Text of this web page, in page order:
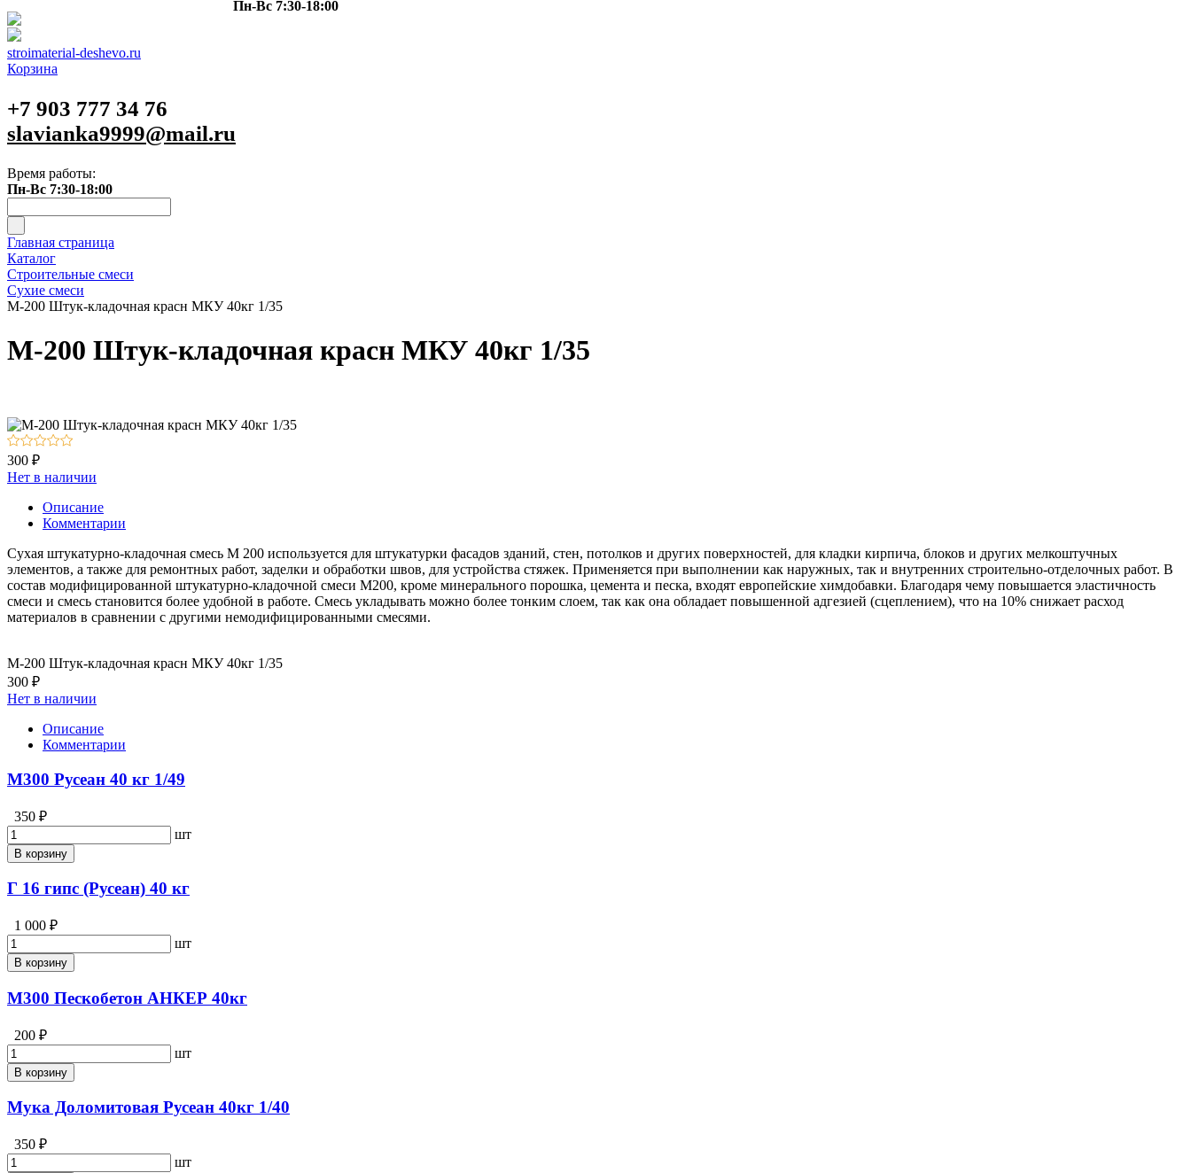
Пн-Вс 7:30-18:00
stroimaterial-deshevo.ru
Корзина
+7 903 777 34 76
slavianka9999@mail.ru
Время работы:
Пн-Вс 7:30-18:00
Главная страница
Каталог
Строительные смеси
Сухие смеси
М-200 Штук-кладочная красн МКУ 40кг 1/35
М-200 Штук-кладочная красн МКУ 40кг 1/35
300 ₽
Нет в наличии
Описание
Комментарии
Сухая штукатурно-кладочная смесь М 200 используется для штукатурки фасадов зданий, стен, потолков и других поверхностей, для кладки кирпича, блоков и других мелкоштучных
элементов, а также для ремонтных работ, заделки и обработки швов, для устройства стяжек. Применяется при выполнении как наружных, так и внутренних строительно-отделочных работ. В
состав модифицированной штукатурно-кладочной смеси М200, кроме минерального порошка, цемента и песка, входят европейские химдобавки. Благодаря чему повышается эластичность
смеси и смесь становится более удобной в работе. Смесь укладывать можно более тонким слоем, так как она обладает повышенной адгезией (сцеплением), что на 10% снижает расход
материалов в сравнении с другими немодифицированными смесями.
М-200 Штук-кладочная красн МКУ 40кг 1/35
300 ₽
Нет в наличии
Описание
Комментарии
М300 Русеан 40 кг 1/49
350 ₽
шт
В корзину
Г 16 гипс (Русеан) 40 кг
1 000 ₽
шт
В корзину
М300 Пескобетон АНКЕР 40кг
200 ₽
шт
В корзину
Мука Доломитовая Русеан 40кг 1/40
350 ₽
шт